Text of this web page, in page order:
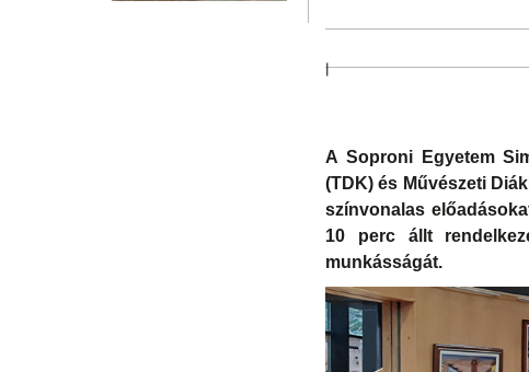
|
A Soproni Egyetem
(TDK) és Művészeti
színvonalas
10 perc állt
munkásságát.